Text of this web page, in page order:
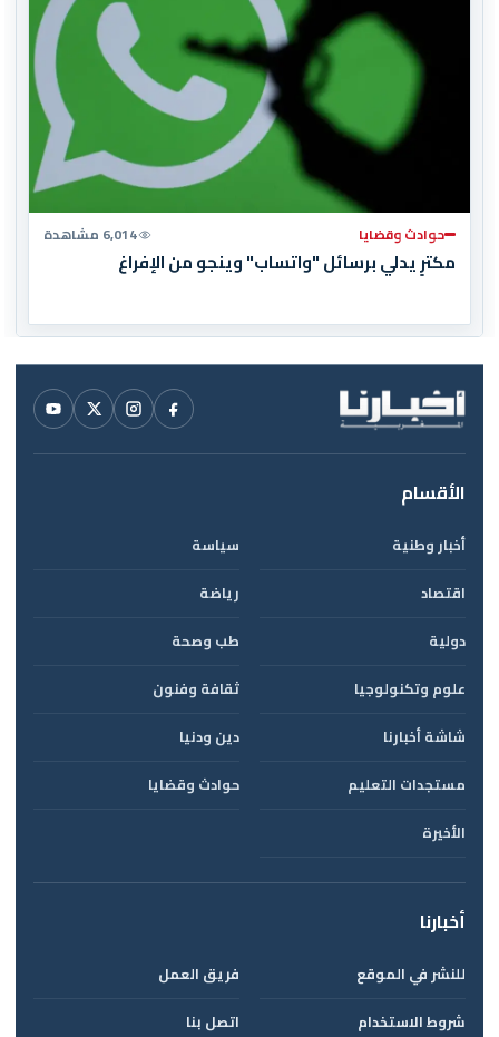
حوادث وقضايا 6,014 مشاهدة
مكترٍ يدلي برسائل "واتساب" وينجو من الإفراغ
الأقسام
أخبار وطنية
سياسة
اقتصاد
رياضة
دولية
طب وصحة
علوم وتكنولوجيا
ثقافة وفنون
شاشة أخبارنا
دين ودنيا
مستجدات التعليم
حوادث وقضايا
الأخيرة
أخبارنا
للنشر في الموقع
فريق العمل
شروط الاستخدام
اتصل بنا